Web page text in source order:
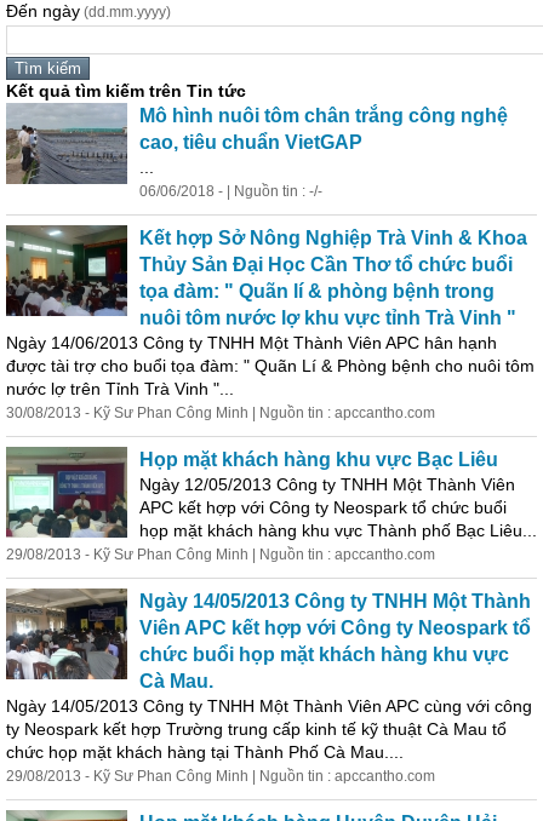
Đến ngày (dd.mm.yyyy)
Kết quả tìm kiếm trên Tin tức
Mô hình nuôi tôm chân trắng công nghệ
cao, tiêu chuẩn VietGAP
06/06/2018 - | Nguồn tin : -/-
Kết hợp Sở Nông Nghiệp Trà Vinh & Khoa
Thủy Sản Đại Học Cần Thơ tổ chức buổi
tọa đàm: " Quãn lí & phòng bệnh trong
nuôi tôm nước lợ khu vực tỉnh Trà Vinh "
Ngày 14/06/2013 Công ty TNHH Một Thành Viên APC hân hạnh
được tài trợ cho buổi tọa đàm: " Quãn Lí & Phòng bệnh cho nuôi tôm
nước lợ trên Tỉnh Trà Vinh "...
30/08/2013 - Kỹ Sư Phan Công Minh | Nguồn tin : apccantho.com
Họp mặt khách hàng khu vực Bạc Liêu
Ngày 12/05/2013 Công ty TNHH Một Thành Viên
APC kết hợp với Công ty Neospark tổ chức buổi
họp mặt khách hàng khu vực Thành phố Bạc Liêu...
29/08/2013 - Kỹ Sư Phan Công Minh | Nguồn tin : apccantho.com
Ngày 14/05/2013 Công ty TNHH Một Thành
Viên APC kết hợp với Công ty Neospark tổ
chức buổi họp mặt khách hàng khu vực
Cà Mau.
Ngày 14/05/2013 Công ty TNHH Một Thành Viên APC cùng với công
ty Neospark kết hợp Trường trung cấp kinh tế kỹ thuật Cà Mau tổ
chức họp mặt khách hàng tại Thành Phố Cà Mau....
29/08/2013 - Kỹ Sư Phan Công Minh | Nguồn tin : apccantho.com